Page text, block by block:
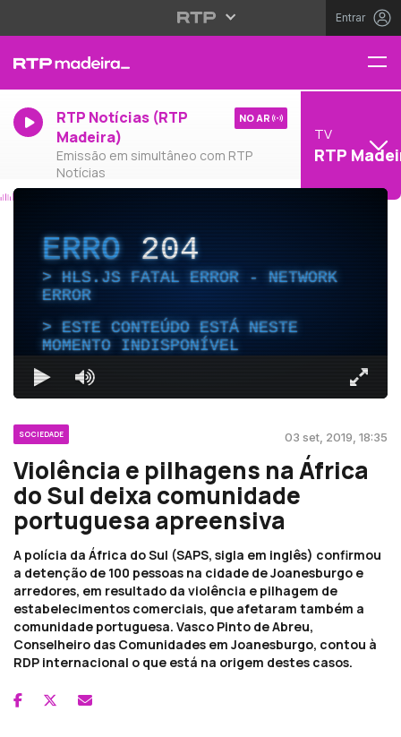
Entrar
RTP Notícias (RTP
Madeira)
Emissão em simultâneo com RTP
Notícias
NO AR
TV
RTP
ERRO204
HLS.JS FATAL ERROR - NETWORK
ERROR
ESTE CONTEÚDO ESTÁ NESTE
MOMENTO INDISPONÍVEL
SOCIEDADE 03 set, 2019, 18:35
Violência e pilhagens na África
do Sul deixa comunidade
portuguesa apreensiva
A polícia da África do Sul (SAPS, sigla em inglês) confirmou
a detenção de 100 pessoas na cidade de Joanesburgo e
arredores, em resultado da violência e pilhagem de
estabelecimentos comerciais, que afetaram também a
comunidade portuguesa. Vasco Pinto de Abreu,
Conselheiro das Comunidades em Joanesburgo, contou à
RDP internacional o que está na origem destes casos.